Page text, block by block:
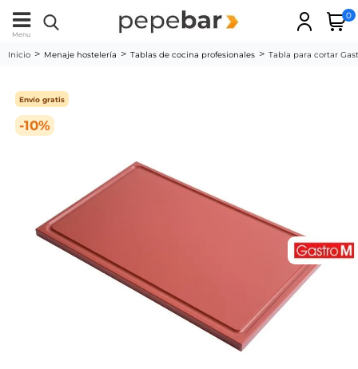
Menu
0
Inicio Menaje hostelería Tablas de cocina profesionales Tabla para cortar
-10%
Envío gratis